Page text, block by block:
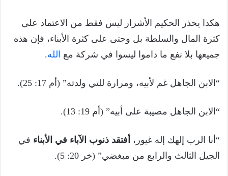
هكذا يحذر الحكيم الأشرار ليس فقط من الاعتماد على
كثرة المال والسلطة بل وحتى على كثرة الأبناء، فإن هذه
جميعها بلا نفع ما داموا ليسوا في شركة مع الله.
“الابن الجاهل غم لأبيه، ومرارة للتي ولدته” (أم 17: 25).
“الابن الجاهل مصيبة على أبيه” (أم 19: 13).
“أنا الرب إلهك إله غيور، أفتقد ذنوب الآباء في الأبناء في
الجيل الثالث والرابع من مبغضي” (خر 20: 5).